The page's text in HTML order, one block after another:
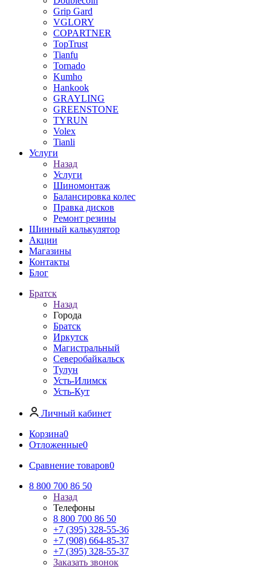
Grip Gard
VGLORY
COPARTNER
TopTrust
Tianfu
Tornado
Kumho
Hankook
GRAYLING
GREENSTONE
TYRUN
Volex
Tianli
Услуги
Назад
Услуги
Шиномонтаж
Балансировка колес
Правка дисков
Ремонт резины
Шинный калькулятор
Акции
Магазины
Контакты
Блог
Братск
Назад
Города
Братск
Иркутск
Магистральный
Северобайкальск
Тулун
Усть-Илимск
Усть-Кут
Личный кабинет
Корзина0
Отложенные0
Сравнение товаров0
8 800 700 86 50
Назад
Телефоны
8 800 700 86 50
+7 (395) 328-55-36
+7 (908) 664-85-37
+7 (395) 328-55-37
Заказать звонок